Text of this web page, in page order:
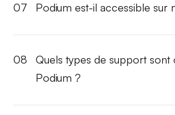
07 Podium est-il accessible sur
08
Quels types de support
Podium ?